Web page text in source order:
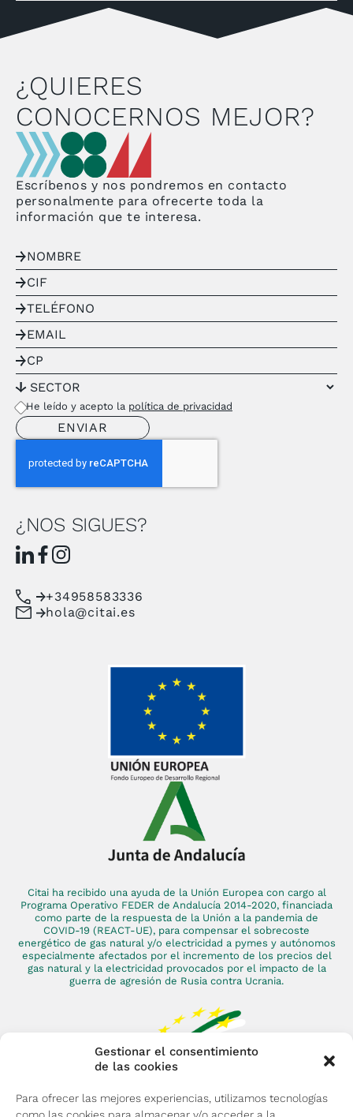
Gestionar el consentimiento
de las cookies
Para ofrecer las mejores experiencias, utilizamos tecnologías
¿QUIERES
CONOCERNOS MEJOR?
Escríbenos y nos pondremos en contacto
personalmente para ofrecerte toda la
información que te interesa.
He leído y acepto la política de privacidad
¿NOS SIGUES?
+34958583336
hola@citai.es
Citai ha recibido una ayuda de la Unión Europea con cargo al
Programa Operativo FEDER de Andalucía 2014-2020, financiada
como parte de la respuesta de la Unión a la pandemia de
COVID-19 (REACT-UE), para compensar el sobrecoste
energético de gas natural y/o electricidad a pymes y autónomos
especialmente afectados por el incremento de los precios del
gas natural y la electricidad provocados por el impacto de la
guerra de agresión de Rusia contra Ucrania.